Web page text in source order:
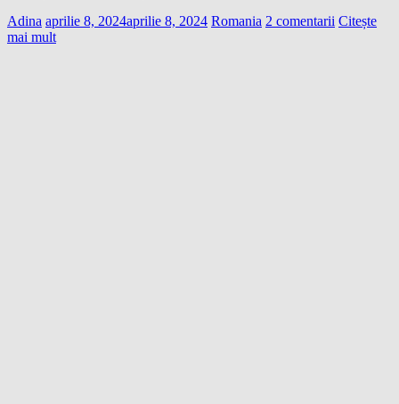
Adina aprilie 8, 2024aprilie 8, 2024 Romania 2 comentarii Citește
mai mult